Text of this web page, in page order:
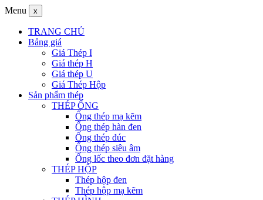
Menu x
TRANG CHỦ
Bảng giá
Giá Thép I
Giá thép H
Giá thép U
Giá Thép Hộp
Sản phẩm thép
THÉP ỐNG
Ống thép mạ kẽm
Ống thép hàn đen
Ống thép đúc
Ống thép siêu âm
Ống lốc theo đơn đặt hàng
THÉP HỘP
Thép hộp đen
Thép hộp mạ kẽm